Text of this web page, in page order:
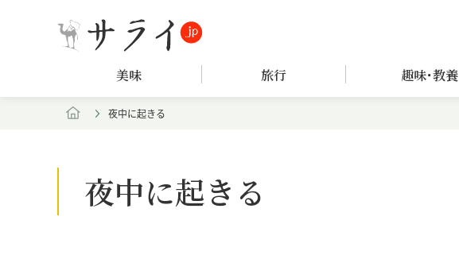
美味 旅行 趣味･教養
夜中に起きる
夜中に起きる